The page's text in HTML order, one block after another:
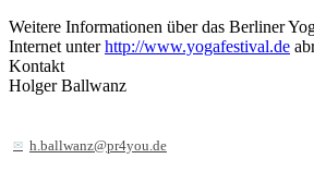
Weitere Informationen über das Berliner
Internet unterhttp://www.yogafestival.de
Kontakt
Holger Ballwanz
h.ballwanz@pr4you.de